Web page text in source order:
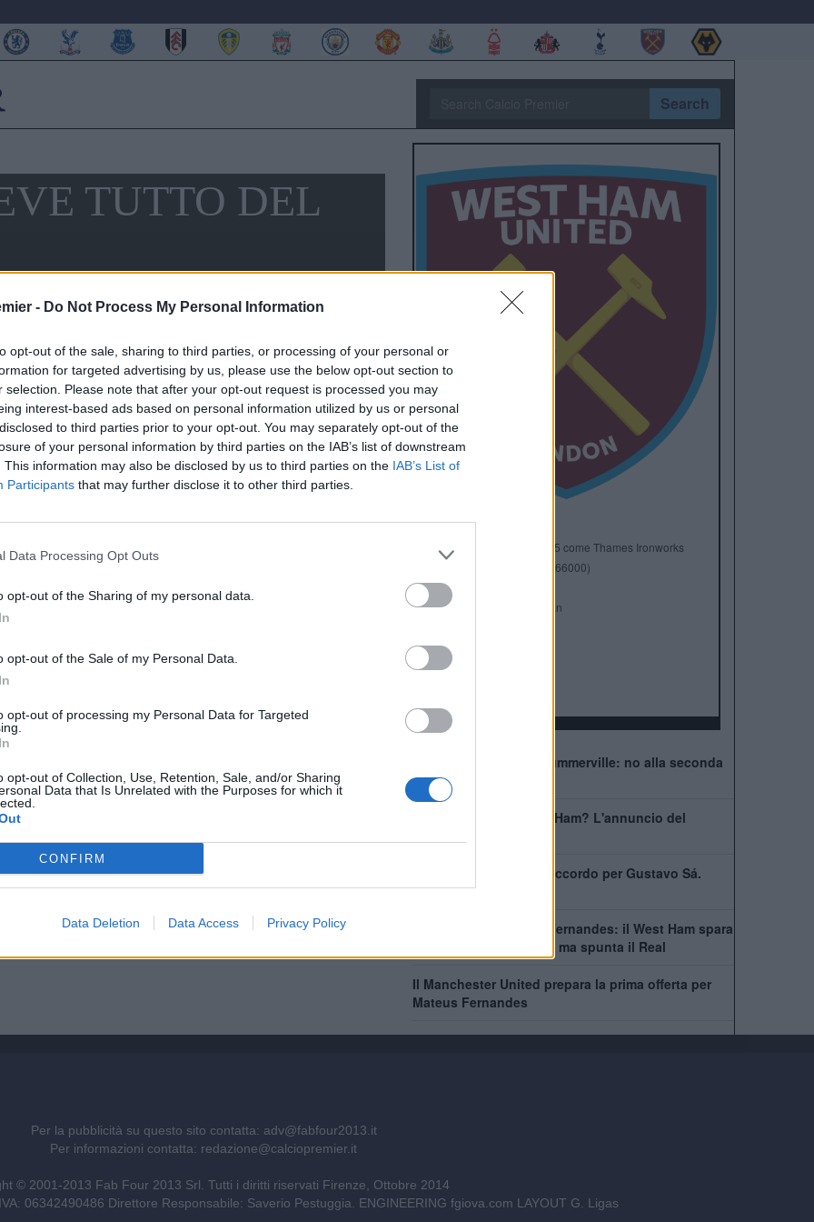
- Do Not Process My Personal Information
opt-out of the sale, sharing to third parties, or processing of your personal or
for targeted advertising by us, please use the below opt-out section to
selection. Please note that after your opt-out request is processed you may
interest-based ads based on personal information utilized by us or personal
to third parties prior to your opt-out. You may separately opt-out of the
of your personal information by third parties on the IAB’s list of downstream
This information may also be disclosed by us to third parties on the IAB’s List of
Participants that may further disclose it to other third parties.
Data Processing Opt Outs
opt-out of the Sharing of my personal data.
opt-out of the Sale of my Personal Data.
opt-out of processing my Personal Data for Targeted
opt-out of Collection, Use, Retention, Sale, and/or Sharing
Data that Is Unrelated with the Purposes for which it
CONFIRM
Data Deletion Data Access Privacy Policy
Search
TUTTO DEL
Hamdall’Al Jazira, sarà presto un giocatore totalmente
Ham:” Abbiamo fino aprile per esercitare il riscatto e
ed è probabile che eserciteremo il nostro diritto nei
Anno di Fondazione: 1895 come Thames Ironworks
London Stadium (66000)
Città:
Presidente: David Sullivan
ALBO D'ORO
West Ham, muro per Summerville: no alla seconda
offerta della Roma
Bowen rimarrà al West Ham? L'annuncio del
West Ham scatenato: accordo per Gustavo Sá.
Beffate sei italiane
Asta folle per Mateus Fernandes: il West Ham spara
alto, lo United accelera ma spunta il Real
Il Manchester United prepara la prima offerta per
Mateus Fernandes
Per la pubblicità su questo sito contatta: adv@fabfour2013.it
Per informazioni contatta: redazione@calciopremier.it
© 2001-2013 Fab Four 2013 Srl. Tutti i diritti riservati Firenze, Ottobre 2014
06342490486 Direttore Responsabile: Saverio Pestuggia. ENGINEERING fgiova.com LAYOUT G. Ligas